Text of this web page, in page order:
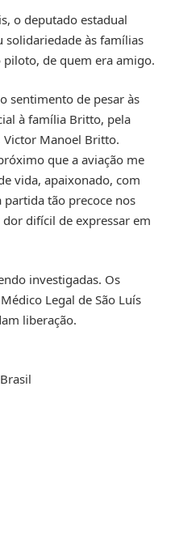
o deputado estadual
solidariedade às famílias
de quem era amigo.
sentimento de pesar às
à família Britto, pela
Manoel Britto.
que a aviação me
vida, apaixonado, com
partida tão precoce nos
difícil de expressar em
investigadas. Os
Legal de São Luís
liberação.